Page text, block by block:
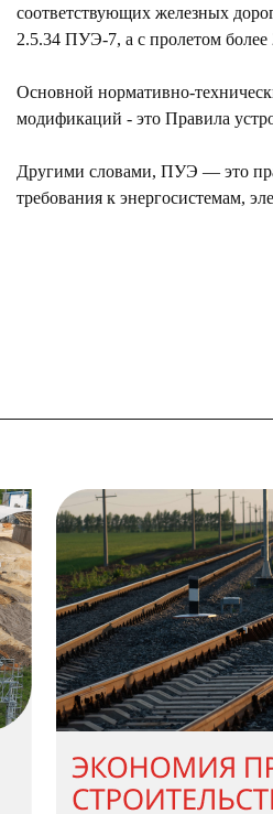
соответствующих железных
2.5.34 ПУЭ-7, а с пролетом
Основной нормативно-
модификаций - это Правила
Другими словами, ПУЭ — это
требования к энергосистемам,